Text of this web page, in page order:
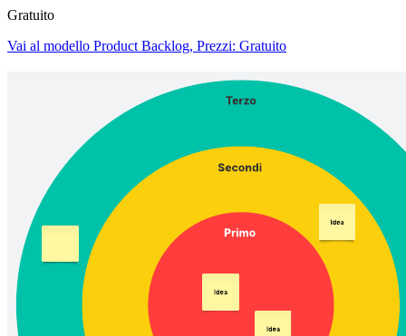
Gratuito
Vai al modello Product Backlog, Prezzi: Gratuito